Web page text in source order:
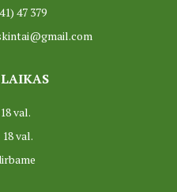
Partnerių susitikimas
47 379
val.
val.